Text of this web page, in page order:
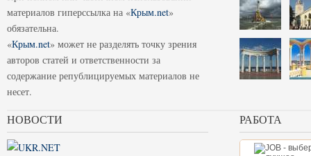
материалов гиперссылка на «Крым.net»
обязательна.
«Крым.net» может не разделять точку зрения
авторов статей и ответственности за
содержание републицируемых материалов не
несет.
НОВОСТИ РАБОТА